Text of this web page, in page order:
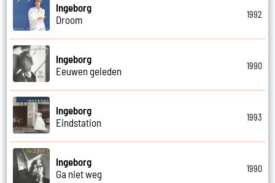
Ingeborg
Droom
1992
Ingeborg
Eeuwen geleden
1990
Ingeborg
Eindstation
1993
Ingeborg
Ga niet weg
1990